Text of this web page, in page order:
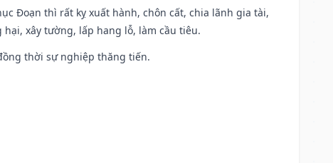
Đoạn thì rất kỵ xuất hành, chôn cất, chia lãnh gia tài,
xây tường, lấp hang lỗ, làm cầu tiêu.
thời sự nghiệp thăng tiến.